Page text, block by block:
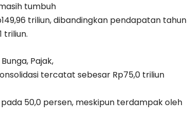
tumbuh
triliun, dibandingkan pendapatan tahun
triliun.
Pajak,
tercatat sebesar Rp75,0 triliun
50,0 persen, meskipun terdampak oleh